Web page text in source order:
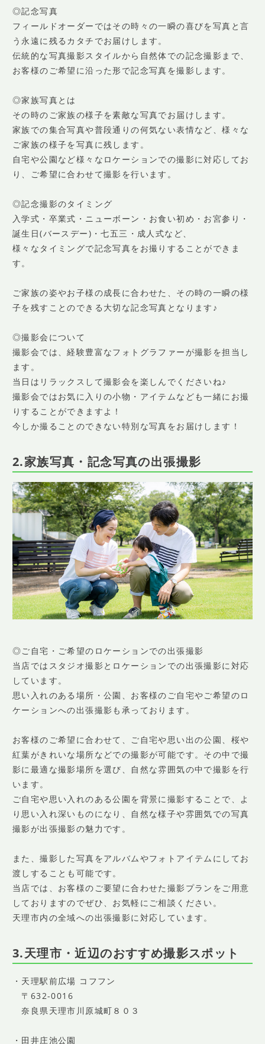
◎記念写真
フィールドオーダーではその時々の一瞬の喜びを写真と言
う永遠に残るカタチでお届けします。
伝統的な写真撮影スタイルから自然体での記念撮影まで、
お客様のご希望に沿った形で記念写真を撮影します。
◎家族写真とは
その時のご家族の様子を素敵な写真でお届けします。
家族での集合写真や普段通りの何気ない表情など、様々な
ご家族の様子を写真に残します。
自宅や公園など様々なロケーションでの撮影に対応してお
り、ご希望に合わせて撮影を行います。
◎記念撮影のタイミング
入学式・卒業式・ニューボーン・お食い初め・お宮参り・
誕生日(バースデー)・七五三・成人式など、
様々なタイミングで記念写真をお撮りすることができま
す。
ご家族の姿やお子様の成長に合わせた、その時の一瞬の様
子を残すことのできる大切な記念写真となります♪
◎撮影会について
撮影会では、経験豊富なフォトグラファーが撮影を担当し
ます。
当日はリラックスして撮影会を楽しんでくださいね♪
撮影会ではお気に入りの小物・アイテムなども一緒にお撮
りすることができますよ！
今しか撮ることのできない特別な写真をお届けします！
2.家族写真・記念写真の出張撮影
◎ご自宅・ご希望のロケーションでの出張撮影
当店ではスタジオ撮影とロケーションでの出張撮影に対応
しています。
思い入れのある場所・公園、お客様のご自宅やご希望のロ
ケーションへの出張撮影も承っております。
お客様のご希望に合わせて、ご自宅や思い出の公園、桜や
紅葉がきれいな場所などでの撮影が可能です。その中で撮
影に最適な撮影場所を選び、自然な雰囲気の中で撮影を行
います。
ご自宅や思い入れのある公園を背景に撮影することで、よ
り思い入れ深いものになり、自然な様子や雰囲気での写真
撮影が出張撮影の魅力です。
また、撮影した写真をアルバムやフォトアイテムにしてお
渡しすることも可能です。
当店では、お客様のご要望に合わせた撮影プランをご用意
しておりますのでぜひ、お気軽にご相談ください。
天理市内の全域への出張撮影に対応しています。
3.天理市・近辺のおすすめ撮影スポット
・天理駅前広場 コフフン
〒632-0016
奈良県天理市川原城町８０３
・田井庄池公園